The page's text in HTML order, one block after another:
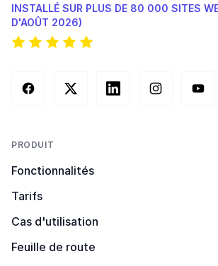
INSTALLÉ SUR PLUS DE 80 000 SITES
D'AOÛT 2026)
FacebookX (Twitter)LinkedInInstagram
PRODUIT
Fonctionnalités
Tarifs
Cas d'utilisation
Feuille de route